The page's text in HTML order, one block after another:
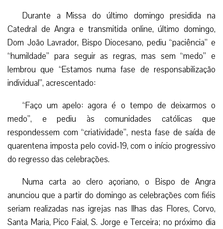
Durante a Missa do último domingo presidida na
Catedral de Angra e transmitida online, último domingo,
Dom João Lavrador, Bispo Diocesano, pediu “paciência” e
“humildade” para seguir as regras, mas sem “medo” e
lembrou que “Estamos numa fase de responsabilização
individual”, acrescentado:
“Faço um apelo: agora é o tempo de deixarmos o
medo”, e pediu às comunidades católicas que
respondessem com “criatividade”, nesta fase de saída de
quarentena imposta pelo covid-19, com o início progressivo
do regresso das celebrações.
Numa carta ao clero açoriano, o Bispo de Angra
anunciou que a partir do domingo as celebrações com fiéis
seriam realizadas nas igrejas nas Ilhas das Flores, Corvo,
Santa Maria, Pico Faial, S. Jorge e Terceira; no próximo dia